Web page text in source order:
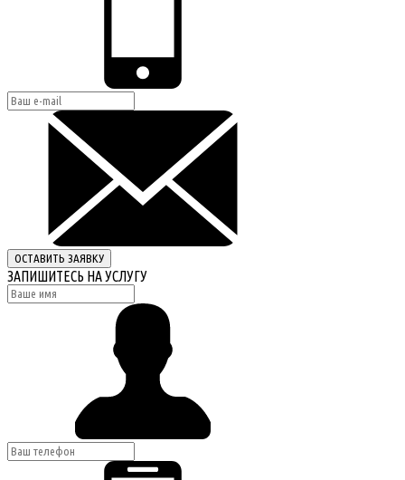
ОСТАВИТЬ ЗАЯВКУ
ЗАПИШИТЕСЬ НА УСЛУГУ